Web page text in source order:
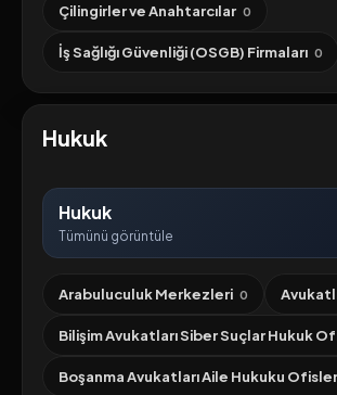
Çilingirler ve Anahtarcılar 0
İş Sağlığı Güvenliği (OSGB) Firmaları 0
Hukuk
Hukuk
Tümünü görüntüle
Arabuluculuk Merkezleri 0
Bilişim Avukatları Siber Suçlar Hukuk
Boşanma Avukatları Aile Hukuku